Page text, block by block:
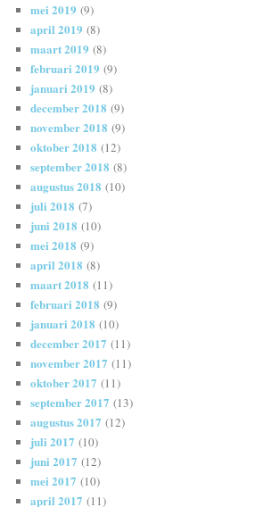
mei 2019 (9)
april 2019 (8)
maart 2019 (8)
februari 2019 (9)
januari 2019 (8)
december 2018 (9)
november 2018 (9)
oktober 2018 (12)
september 2018 (8)
augustus 2018 (10)
juli 2018 (7)
juni 2018 (10)
mei 2018 (9)
april 2018 (8)
maart 2018 (11)
februari 2018 (9)
januari 2018 (10)
december 2017 (11)
november 2017 (11)
oktober 2017 (11)
september 2017 (13)
augustus 2017 (12)
juli 2017 (10)
juni 2017 (12)
mei 2017 (10)
april 2017 (11)